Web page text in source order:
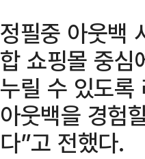
정필중 아웃백
합 쇼핑몰 중심
누릴 수 있도록
아웃백을 경험
다”고 전했다.